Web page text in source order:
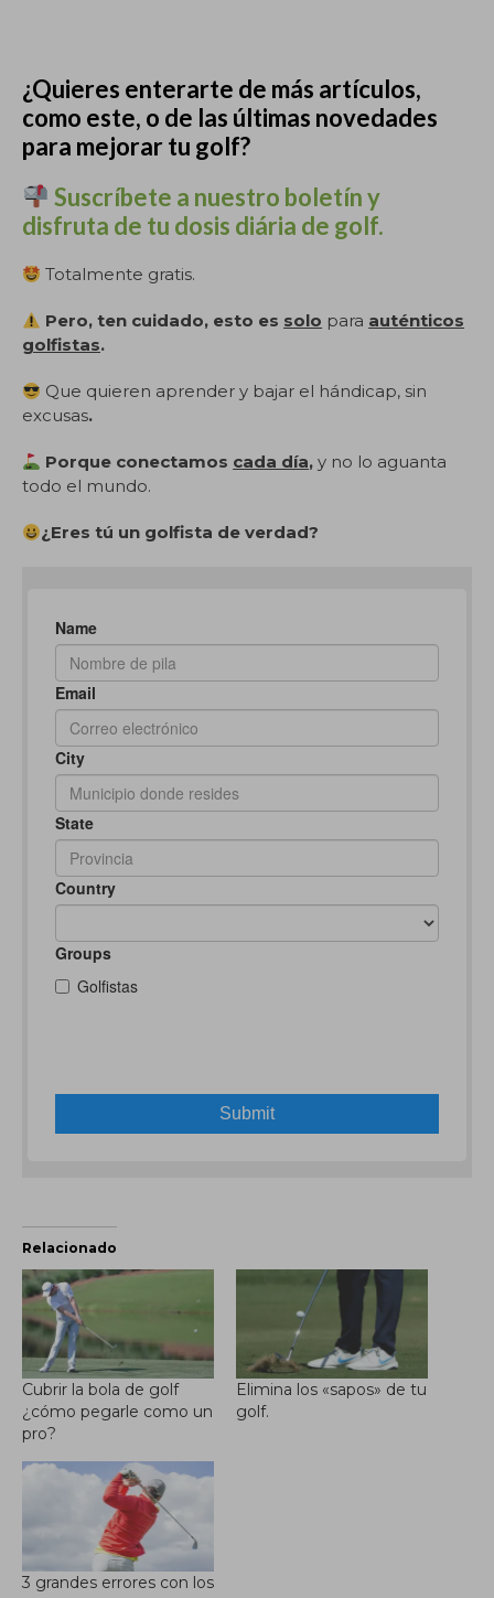
¿Quieres enterarte de más artículos,
como este, o de las últimas novedades
para mejorar tu golf?
Suscríbete a nuestro boletín y
disfruta de tu dosis diária de golf.
Totalmente gratis.
Pero, ten cuidado, esto es solo para auténticos
golfistas.
Que quieren aprender y bajar el hándicap, sin
excusas.
Porque conectamos cada día,y no lo aguanta
todo el mundo.
¿Eres tú un golfista de verdad?
Relacionado
Cubrir la bola de golf
¿cómo pegarle como un
pro?
Elimina los «sapos» de tu
golf.
3 grandes errores con los